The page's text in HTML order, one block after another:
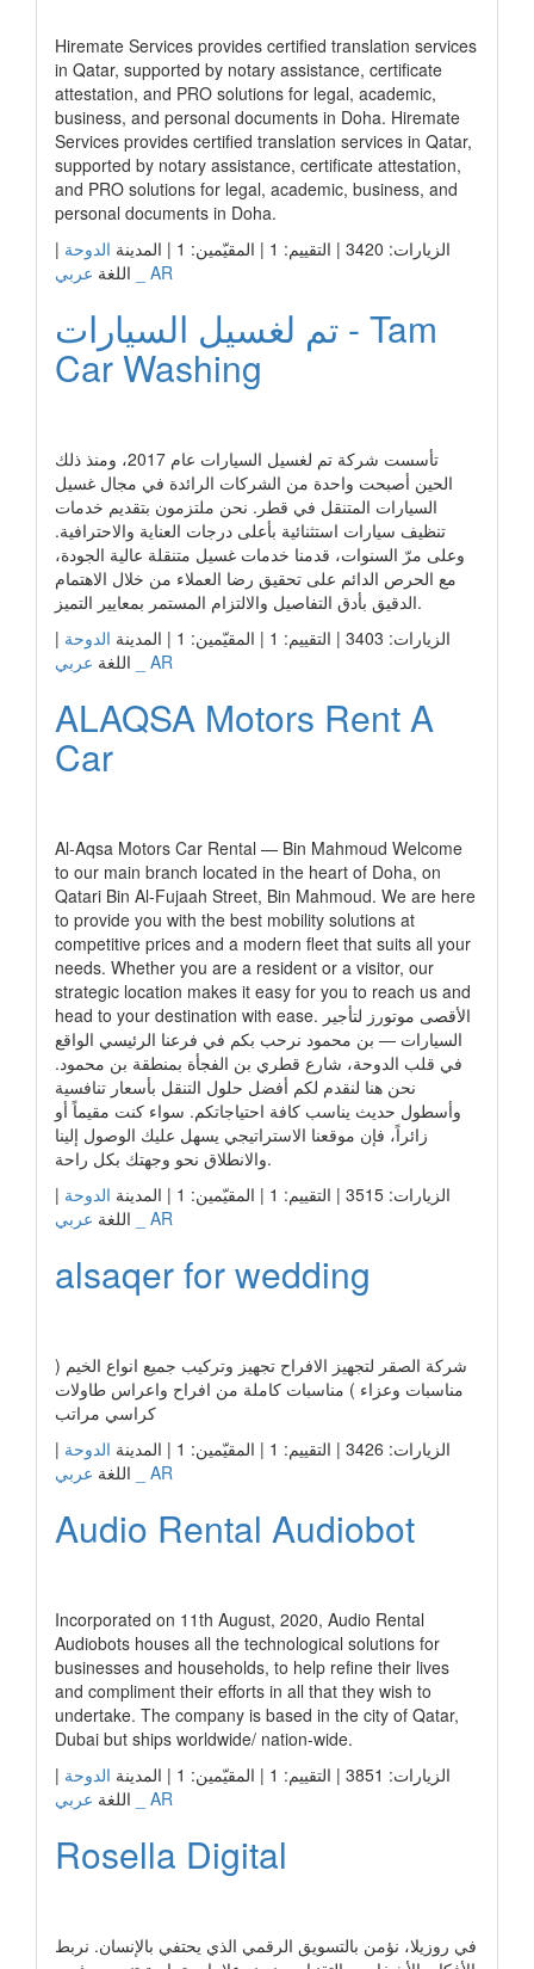
Hiremate Services provides certified translation services
in Qatar, supported by notary assistance, certificate
attestation, and PRO solutions for legal, academic,
business, and personal documents in Doha. Hiremate
Services provides certified translation services in Qatar,
supported by notary assistance, certificate attestation,
and PRO solutions for legal, academic, business, and
personal documents in Doha.
الزيارات: 3420 | التقييم: 1 | المقيّمين: 1 | المدينة
الدوحة |
اللغة عربي _ AR
تم لغسيل السيارات - Tam
Car Washing
تأسست شركة تم لغسيل السيارات عام 2017، ومنذ ذلك
الحين أصبحت واحدة من الشركات الرائدة في مجال غسيل
السيارات المتنقل في قطر. نحن ملتزمون بتقديم خدمات
تنظيف سيارات استثنائية بأعلى درجات العناية والاحترافية.
وعلى مرّ السنوات، قدمنا خدمات غسيل متنقلة عالية الجودة،
مع الحرص الدائم على تحقيق رضا العملاء من خلال الاهتمام
الدقيق بأدق التفاصيل والالتزام المستمر بمعايير التميز.
الزيارات: 3403 | التقييم: 1 | المقيّمين: 1 | المدينة
الدوحة |
اللغة عربي _ AR
ALAQSA Motors Rent A
Car
Al-Aqsa Motors Car Rental — Bin Mahmoud Welcome
to our main branch located in the heart of Doha, on
Qatari Bin Al-Fujaah Street, Bin Mahmoud. We are here
to provide you with the best mobility solutions at
competitive prices and a modern fleet that suits all your
needs. Whether you are a resident or a visitor, our
strategic location makes it easy for you to reach us and
head to your destination with ease. الأقصى موتورز لتأجير
السيارات — بن محمود نرحب بكم في فرعنا الرئيسي الواقع
في قلب الدوحة، شارع قطري بن الفجأة بمنطقة بن محمود.
نحن هنا لنقدم لكم أفضل حلول التنقل بأسعار تنافسية
وأسطول حديث يناسب كافة احتياجاتكم. سواء كنت مقيماً أو
زائراً، فإن موقعنا الاستراتيجي يسهل عليك الوصول إلينا
والانطلاق نحو وجهتك بكل راحة.
الزيارات: 3515 | التقييم: 1 | المقيّمين: 1 | المدينة
الدوحة |
اللغة عربي _ AR
alsaqer for wedding
شركة الصقر لتجهيز الافراح تجهيز وتركيب جميع انواع الخيم (
مناسبات وعزاء ) مناسبات كاملة من افراح واعراس طاولات
كراسي مراتب
الزيارات: 3426 | التقييم: 1 | المقيّمين: 1 | المدينة
الدوحة |
اللغة عربي _ AR
Audio Rental Audiobot
Incorporated on 11th August, 2020, Audio Rental
Audiobots houses all the technological solutions for
businesses and households, to help refine their lives
and compliment their efforts in all that they wish to
undertake. The company is based in the city of Qatar,
Dubai but ships worldwide/ nation-wide.
الزيارات: 3851 | التقييم: 1 | المقيّمين: 1 | المدينة
الدوحة |
اللغة عربي _ AR
Rosella Digital
في روزيلا، نؤمن بالتسويق الرقمي الذي يحتفي بالإنسان. نربط